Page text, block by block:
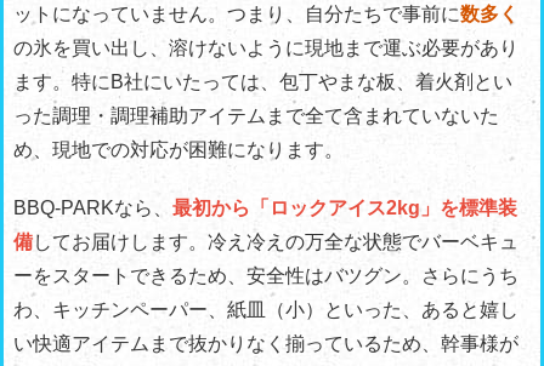
ットになっていません。つまり、自分たちで事前に数多く
の氷を買い出し、溶けないように現地まで運ぶ必要があり
ます。特にB社にいたっては、包丁やまな板、着火剤とい
った調理・調理補助アイテムまで全て含まれていないた
め、現地での対応が困難になります。
BBQ-PARKなら、 最初から「ロックアイス2kg」を標準装
備してお届けします。冷え冷えの万全な状態でバーベキュ
ーをスタートできるため、安全性はバツグン。さらにうち
わ、キッチンペーパー、紙皿（小）といった、あると嬉し
い快適アイテムまで抜かりなく揃っているため、幹事様が